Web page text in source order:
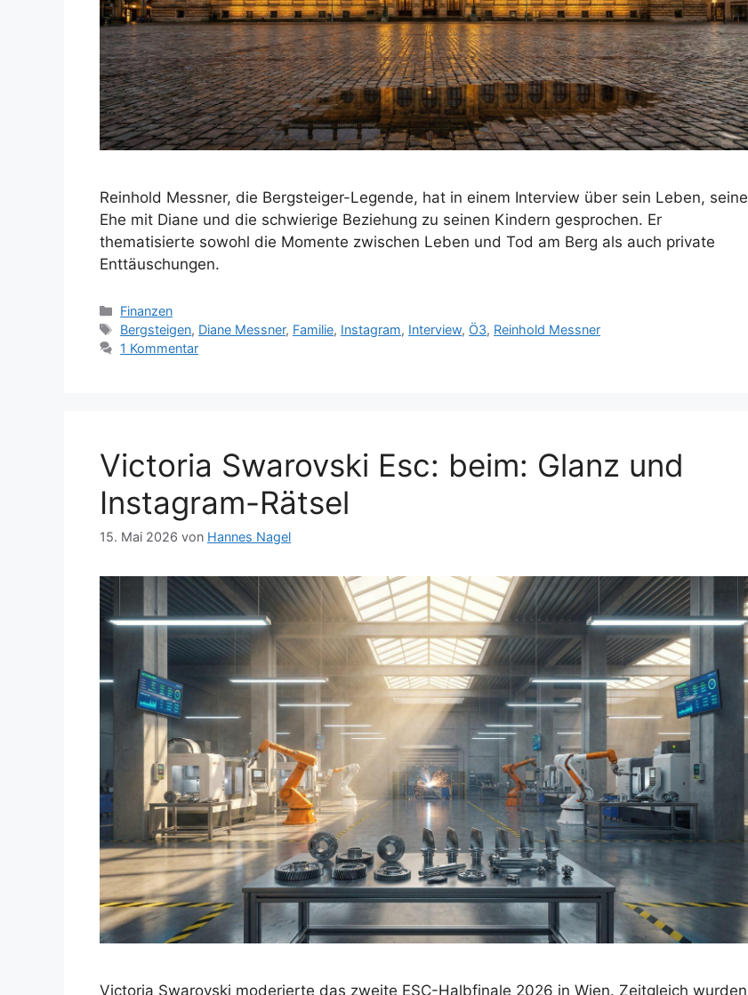
Reinhold Messner, die Bergsteiger-Legende, hat in einem Interview über sein Leben, seine
Ehe mit Diane und die schwierige Beziehung zu seinen Kindern gesprochen. Er
thematisierte sowohl die Momente zwischen Leben und Tod am Berg als auch private
Enttäuschungen.
Kategorien
Finanzen
Schlagwörter
Bergsteigen, Diane Messner, Familie, Instagram, Interview, Ö3, Reinhold Messner
1 Kommentar
Victoria Swarovski Esc: beim: Glanz und
Instagram-Rätsel
15. Mai 2026 von Hannes Nagel
Victoria Swarovski moderierte das zweite ESC-Halbfinale 2026 in Wien. Zeitgleich wurden